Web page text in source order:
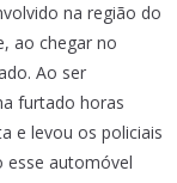
na região do
ao chegar no
Ao ser
furtado horas
e levou os policiais
esse automóvel